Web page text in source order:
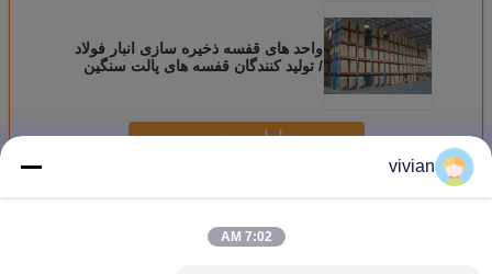
واحد های قفسه ذخیره سازی انبار فولاد
/ تولید کنندگان قفسه های پالت سنگین
ادامه هید
بیشقفسه ذخیره سازی سنگین
vivian
7:02 AM